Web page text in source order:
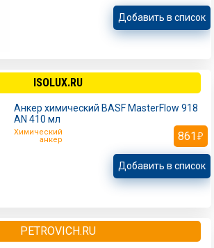
Добавить в список
ISOLUX.RU
Анкер химический BASF MasterFlow 918
AN 410 мл
Химический
анкер
861
Добавить в список
PETROVICH.RU